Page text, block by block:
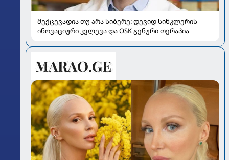
შექცევადია თუ არა სიბერე: დევიდ სინკლერის
ინოვაციური კვლევა და OSK გენური თერაპია